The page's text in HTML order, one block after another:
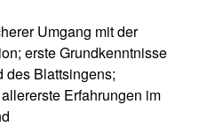
Umgang mit der
erste Grundkenntnisse
des Blattsingens;
Erfahrungen im